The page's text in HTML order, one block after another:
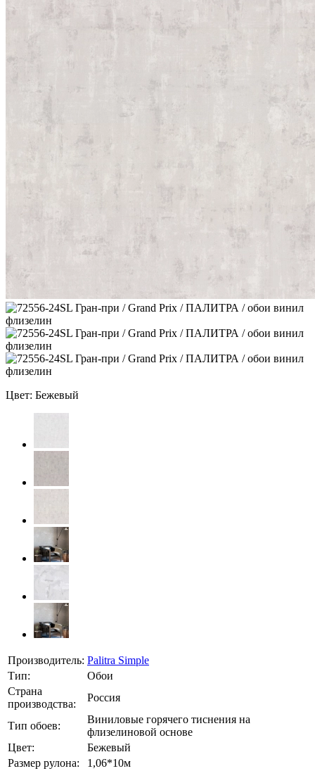
Цвет: Бежевый
Производитель: Palitra Simple
Тип:
Обои
Страна
производства:
Россия
Тип обоев:
Виниловые горячего тиснения на
флизелиновой основе
Цвет:
Бежевый
Размер рулона:
1,06*10м